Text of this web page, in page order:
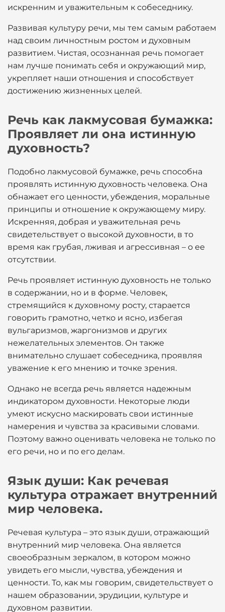
искренним и уважительным к собеседнику.
Развивая культуру речи, мы тем самым работаем
над своим личностным ростом и духовным
развитием. Чистая, осознанная речь помогает
нам лучше понимать себя и окружающий мир,
укрепляет наши отношения и способствует
достижению жизненных целей.
Речь как лакмусовая бумажка:
Проявляет ли она истинную
духовность?
Подобно лакмусовой бумажке, речь способна
проявлять истинную духовность человека. Она
обнажает его ценности, убеждения, моральные
принципы и отношение к окружающему миру.
Искренняя, добрая и уважительная речь
свидетельствует о высокой духовности, в то
время как грубая, лживая и агрессивная – о ее
отсутствии.
Речь проявляет истинную духовность не только
в содержании, но и в форме. Человек,
стремящийся к духовному росту, старается
говорить грамотно, четко и ясно, избегая
вульгаризмов, жаргонизмов и других
нежелательных элементов. Он также
внимательно слушает собеседника, проявляя
уважение к его мнению и точке зрения.
Однако не всегда речь является надежным
индикатором духовности. Некоторые люди
умеют искусно маскировать свои истинные
намерения и чувства за красивыми словами.
Поэтому важно оценивать человека не только по
его речи, но и по его делам.
Язык души: Как речевая
культура отражает внутренний
мир человека.
Речевая культура – это язык души, отражающий
внутренний мир человека. Она является
своеобразным зеркалом, в котором можно
увидеть его мысли, чувства, убеждения и
ценности. То, как мы говорим, свидетельствует о
нашем образовании, эрудиции, культуре и
духовном развитии.